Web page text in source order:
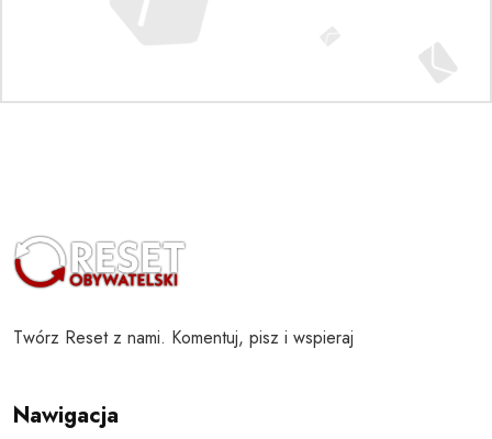
Twórz Reset z nami. Komentuj, pisz i wspieraj
Nawigacja